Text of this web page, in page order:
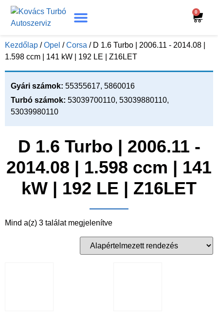
0
Kezdőlap /Opel /Corsa / D 1.6 Turbo | 2006.11 - 2014.08 |
1.598 ccm | 141 kW | 192 LE | Z16LET
Gyári számok: 55355617, 5860016
Turbó számok: 53039700110, 53039880110,
53039980110
D 1.6 Turbo | 2006.11 -
2014.08 | 1.598 ccm | 141
kW | 192 LE | Z16LET
Mind a(z) 3 találat megjelenítve